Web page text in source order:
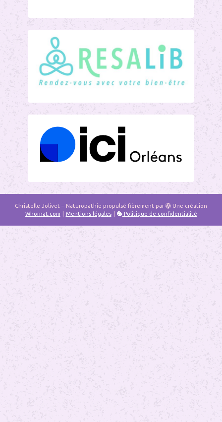
Christelle Jolivet – Naturopathie propulsé fièrement par
Une création
Whornat.com
Mentions légales Politique de confidentialité